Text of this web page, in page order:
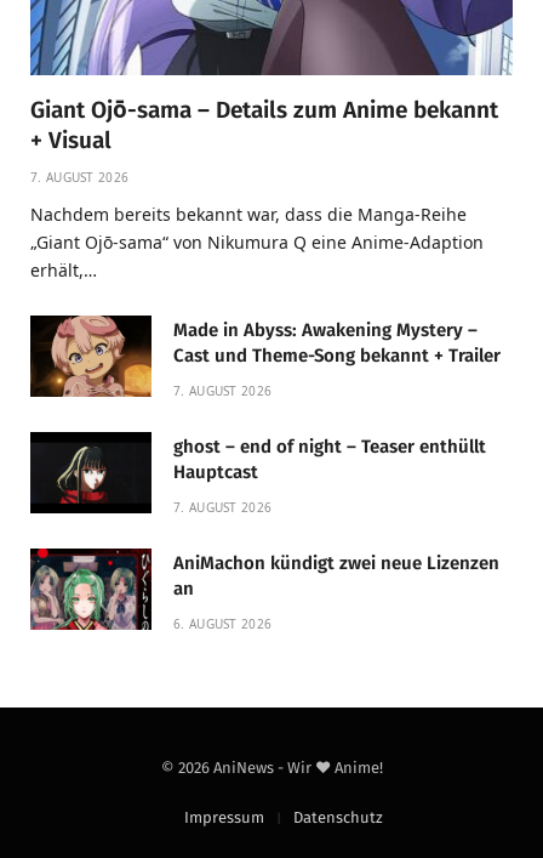
Giant Ojō-sama – Details zum Anime bekannt
+ Visual
7. AUGUST 2026
Nachdem bereits bekannt war, dass die Manga-Reihe
„Giant Ojō-sama“ von Nikumura Q eine Anime-Adaption
erhält,…
Made in Abyss: Awakening Mystery –
Cast und Theme-Song bekannt + Trailer
7. AUGUST 2026
ghost – end of night – Teaser enthüllt
Hauptcast
7. AUGUST 2026
AniMachon kündigt zwei neue Lizenzen
an
6. AUGUST 2026
© 2026 AniNews - Wir ❤️ Anime!
Impressum Datenschutz